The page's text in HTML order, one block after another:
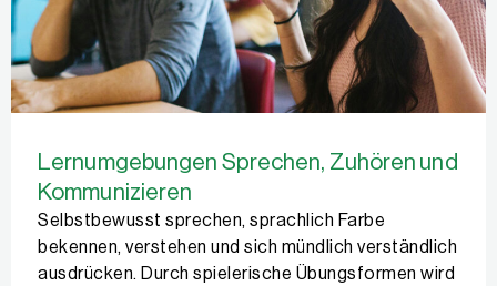
Lernumgebungen Sprechen, Zuhören und
Kommunizieren
Selbstbewusst sprechen, sprachlich Farbe
bekennen, verstehen und sich mündlich verständlich
ausdrücken. Durch spielerische Übungsformen wird